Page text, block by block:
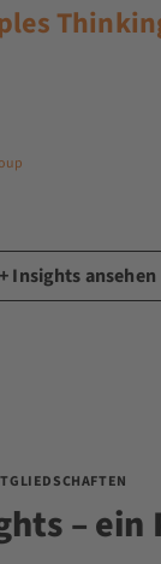
Insights
– ein